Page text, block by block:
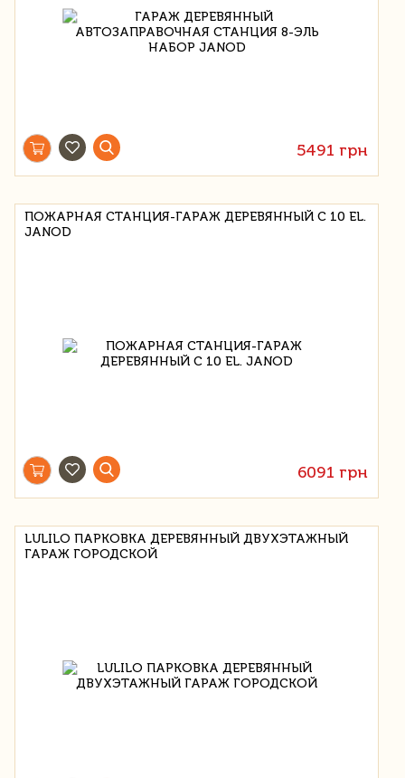
5491 грн
ПОЖАРНАЯ СТАНЦИЯ-ГАРАЖ ДЕРЕВЯННЫЙ С 10 EL.
JANOD
6091 грн
LULILO ПАРКОВКА ДЕРЕВЯННЫЙ ДВУХЭТАЖНЫЙ
ГАРАЖ ГОРОДСКОЙ